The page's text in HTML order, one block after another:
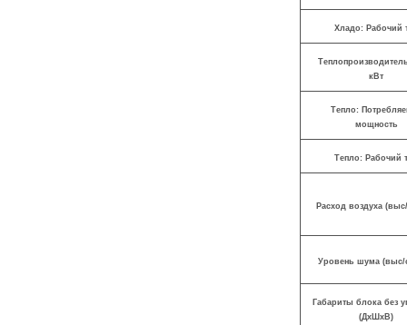
Хладо: Рабочий
кВт
Тепло:
мощность
Тепло: Рабочий
Расход воздуха
Уровень шума (выс/
Габариты блока без
(ДхШхВ)